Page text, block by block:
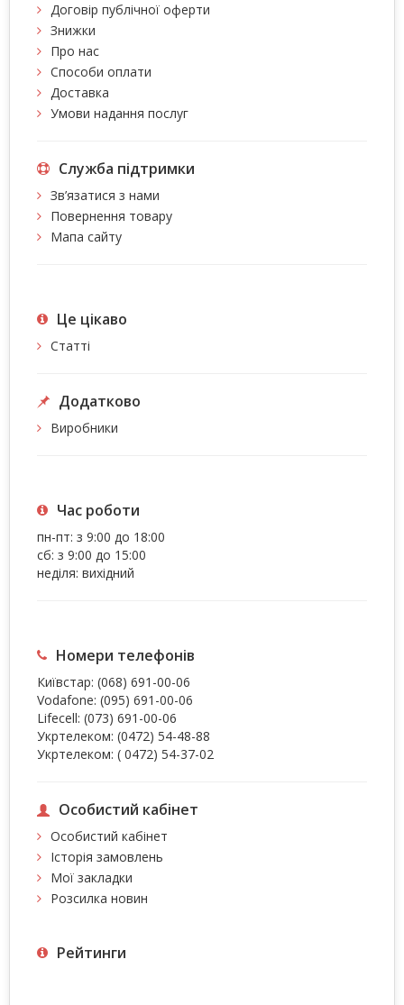
Договір публічної оферти
Знижки
Про нас
Способи оплати
Доставка
Умови надання послуг
Служба підтримки
Зв’язатися з нами
Повернення товару
Мапа сайту
Це цiкаво
Статті
Додатково
Виробники
Час роботи
пн-пт: з 9:00 до 18:00
сб: з 9:00 до 15:00
неділя: вихідний
Номери телефонів
Київстар: (068) 691-00-06
Vodafone: (095) 691-00-06
Lifecell: (073) 691-00-06
Укртелеком: (0472) 54-48-88
Укртелеком: ( 0472) 54-37-02
Особистий кабінет
Особистий кабінет
Історія замовлень
Мої закладки
Розсилка новин
Рейтинги